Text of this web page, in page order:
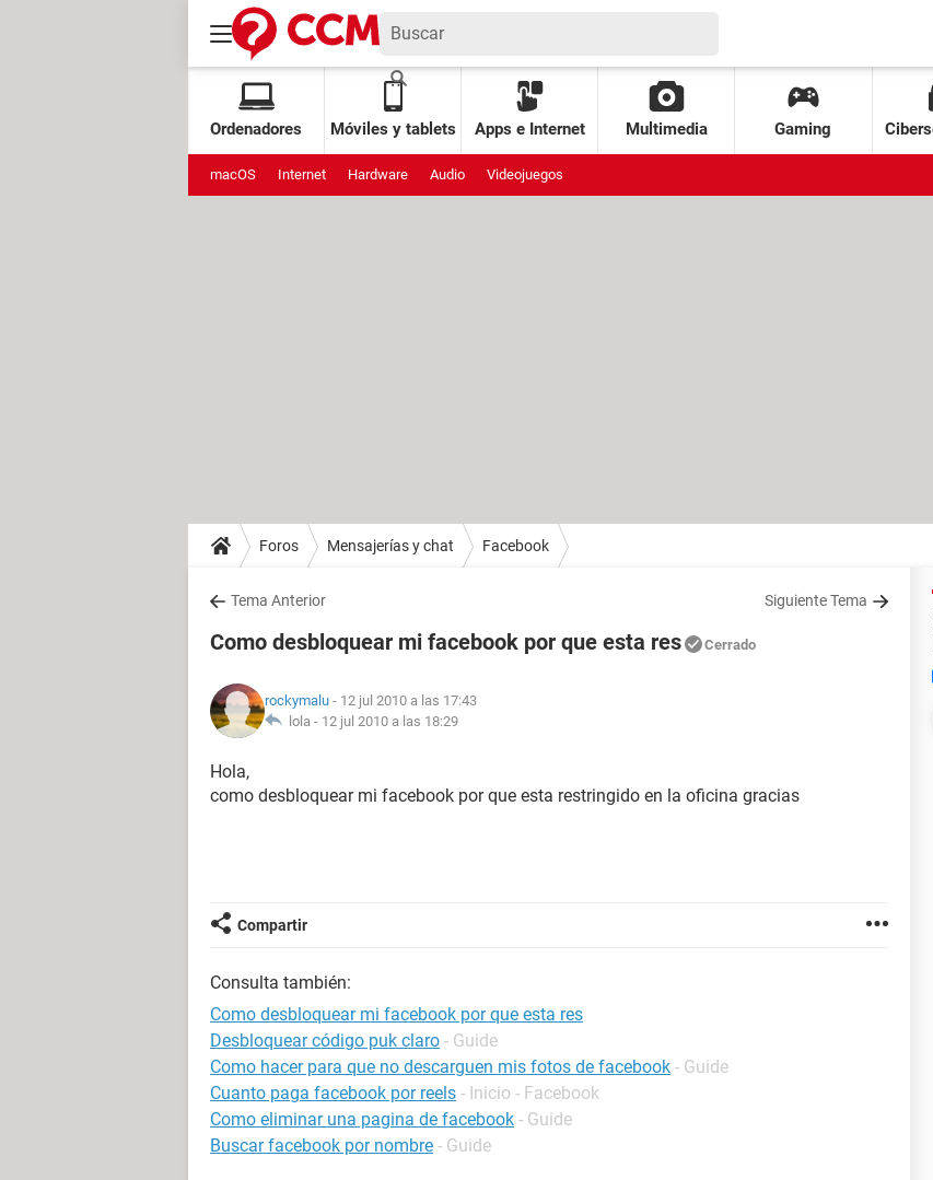
Ordenadores Móviles y tablets Apps e Internet Multimedia Gaming
macOS Internet Hardware Audio Videojuegos
Foros Mensajerías y chat Facebook
Tema Anterior Siguiente Tema
Como desbloquear mi facebook por que esta res Cerrado
rockymalu - 12 jul 2010 a las 17:43
lola - 12 jul 2010 a las 18:29
Hola,
como desbloquear mi facebook por que esta restringido en la oficina gracias
Compartir
Consulta también:
Como desbloquear mi facebook por que esta res
Desbloquear código puk claro - Guide
Como hacer para que no descarguen mis fotos de facebook - Guide
Cuanto paga facebook por reels - Inicio - Facebook
Como eliminar una pagina de facebook - Guide
Buscar facebook por nombre - Guide